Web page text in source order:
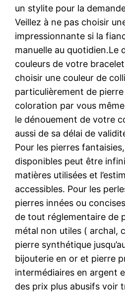
un stylite pour la
Veillez à ne pas choisir
impressionnante si la
manuelle au quotidien.Le
couleurs de votre
choisir une couleur de
particulièrement de pierre
coloration par vous
le dénouement de votre
aussi de sa délai de
Pour les pierres
disponibles peut être
matières utilisées et
accessibles. Pour les
pierres innées ou
de tout réglementaire de
métal non utiles ( archal,
pierre synthétique
bijouterie en or et pierre
intermédiaires en argent
des prix plus abusifs voir